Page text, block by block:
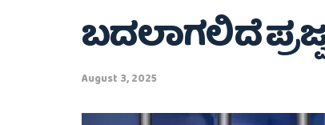
ಬದಲಾಗಲಿದೆ
August 3, 2025